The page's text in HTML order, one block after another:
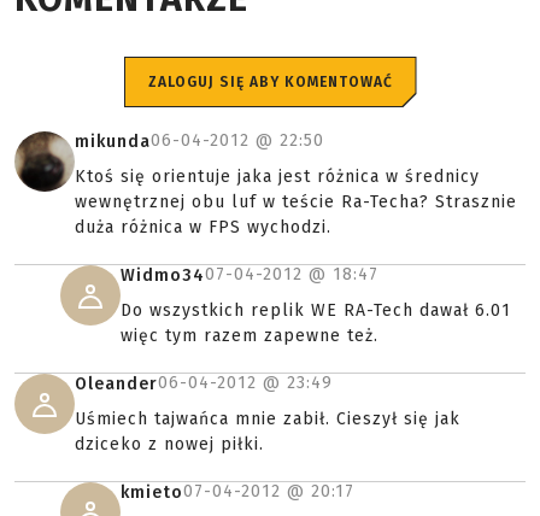
ZALOGUJ SIĘ ABY KOMENTOWAĆ
mikunda06-04-2012 @ 22:50
Ktoś się orientuje jaka jest różnica w średnicy
wewnętrznej obu luf w teście Ra-Techa? Strasznie
duża różnica w FPS wychodzi.
Widmo3407-04-2012 @ 18:47
Do wszystkich replik WE RA-Tech dawał 6.01
więc tym razem zapewne też.
Oleander06-04-2012 @ 23:49
Uśmiech tajwańca mnie zabił. Cieszył się jak
dziceko z nowej piłki.
kmieto07-04-2012 @ 20:17